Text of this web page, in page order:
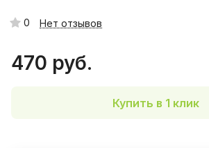
0 Нет отзывов
470 руб.
Купить в 1 клик